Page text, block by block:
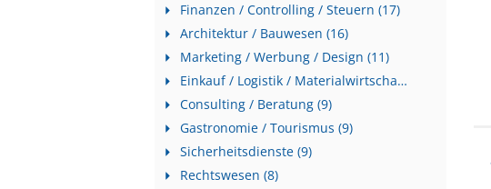
Finanzen / Controlling / Steuern (17)
Architektur / Bauwesen (16)
Marketing / Werbung / Design (11)
Einkauf / Logistik / Materialwirtschaft (10)
Consulting / Beratung (9)
Gastronomie / Tourismus (9)
Sicherheitsdienste (9)
Rechtswesen (8)